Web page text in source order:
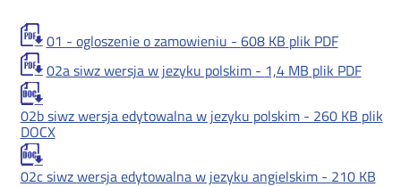
01 - ogloszenie o zamowieniu - 608 KB plik PDF
02a siwz wersja w jezyku polskim - 1,4 MB plik PDF
02b siwz wersja edytowalna w jezyku polskim - 260 KB plik
DOCX
02c siwz wersja edytowalna w jezyku angielskim - 210 KB